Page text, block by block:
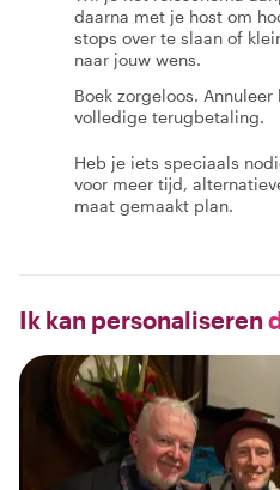
daarna met je host om
stops over te slaan of
naar jouw wens.
Boek zorgeloos.
volledige terugbetaling.
Heb je iets speciaals
voor meer tijd,
maat gemaakt plan.
Ik kan personaliseren